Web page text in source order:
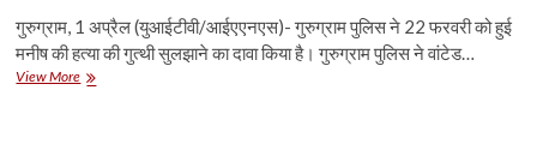
गुरुग्राम, 1 अप्रैल (युआईटीवी/आईएएनएस)- गुरुग्राम पुलिस ने 22 फरवरी को हुई
मनीष की हत्या की गुत्थी सुलझाने का दावा किया है। गुरुग्राम पुलिस ने वांटेड…
View Moreगुरुग्राम